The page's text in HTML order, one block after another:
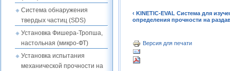
Система обнаружения
твердых частиц (SDS)
Установка Фишера-Тропша,
настольная (микро-ФТ)
Установка испытания
механической прочности на
‹ KINETIC-EVAL Система для
определения прочности на
Версия для печати